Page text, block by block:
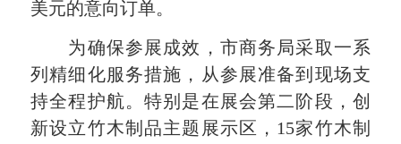
美元的意向订单。
为确保参展成效，市商务局采取一系
列精细化服务措施，从参展准备到现场支
持全程护航。特别是在展会第二阶段，创
新设立竹木制品主题展示区，15家竹木制